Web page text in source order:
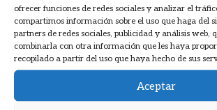
ofrecer funciones de redes sociales y analizar el
compartimos información sobre el uso que haga del
partners de redes sociales, publicidad y análisis web,
combinarla con otra información que les haya
recopilado a partir del uso que haya hecho de sus
Aceptar